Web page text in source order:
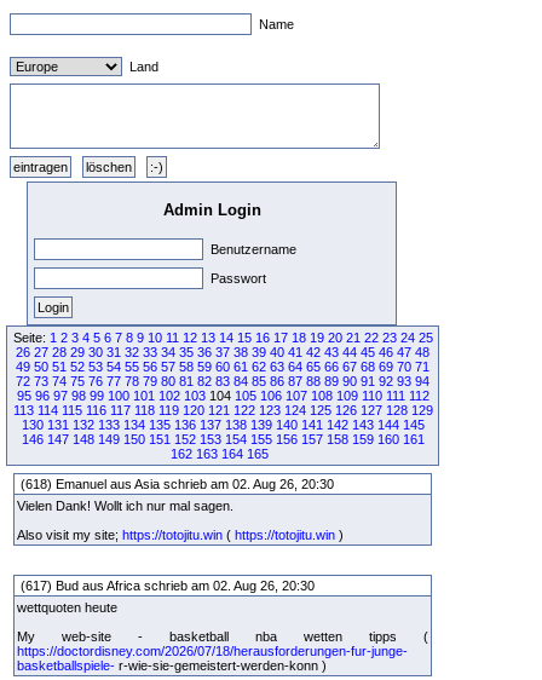
Name
Land
Admin Login
Benutzername
Passwort
Seite: 1 2 3 4 5 6 7 8 9 10 11 12 13 14 15 16 17 18 19 20 21 22 23 24 25
26 27 28 29 30 31 32 33 34 35 36 37 38 39 40 41 42 43 44 45 46 47 48
49 50 51 52 53 54 55 56 57 58 59 60 61 62 63 64 65 66 67 68 69 70 71
72 73 74 75 76 77 78 79 80 81 82 83 84 85 86 87 88 89 90 91 92 93 94
95 96 97 98 99 100 101 102 103104 105 106 107 108 109 110 111 112
113 114 115 116 117 118 119 120 121 122 123 124 125 126 127 128 129
130 131 132 133 134 135 136 137 138 139 140 141 142 143 144 145
146 147 148 149 150 151 152 153 154 155 156 157 158 159 160 161
162 163 164 165
(618) Emanuel aus Asia schrieb am 02. Aug 26, 20:30
Vielen Dank! Wollt ich nur mal sagen.
Also visit my site; https://totojitu.win ( https://totojitu.win )
(617) Bud aus Africa schrieb am 02. Aug 26, 20:30
wettquoten heute
My web-site - basketball nba wetten tipps (
https://doctordisney.com/2026/07/18/herausforderungen-fur-junge-
basketballspiele- r-wie-sie-gemeistert-werden-konn )